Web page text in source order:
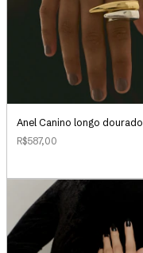
Anel Canino longo dourado
R$587,00